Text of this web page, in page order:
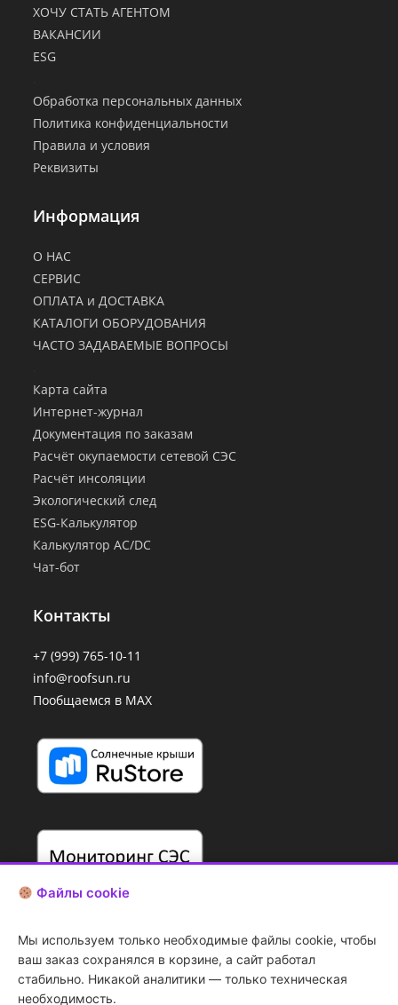
ХОЧУ СТАТЬ АГЕНТОМ
ВАКАНСИИ
ESG
Обработка персональных данных
Политика конфиденциальности
Правила и условия
Реквизиты
Информация
О НАС
СЕРВИС
ОПЛАТА и ДОСТАВКА
КАТАЛОГИ ОБОРУДОВАНИЯ
ЧАСТО ЗАДАВАЕМЫЕ ВОПРОСЫ
Карта сайта
Интернет-журнал
Документация по заказам
Расчёт окупаемости сетевой СЭС
Расчёт инсоляции
Экологический след
ESG-Калькулятор
Калькулятор AC/DC
Чат-бот
Контакты
+7 (999) 765-10-11
info@roofsun.ru
Пообщаемся в MAX
Файлы cookie
Мы используем только необходимые файлы cookie, чтобы
ваш заказ сохранялся в корзине, а сайт работал
стабильно. Никакой аналитики — только техническая
необходимость.